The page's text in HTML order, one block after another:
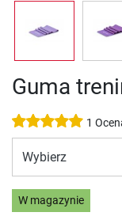
Guma
1
Wybierz
W magazynie